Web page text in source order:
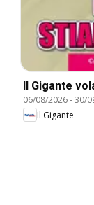
Il Gigante
06/08/2026-30/
Il Gigante